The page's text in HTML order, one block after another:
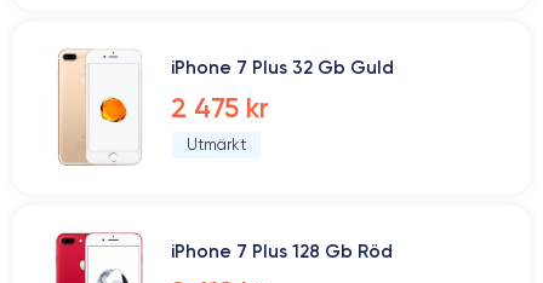
iPhone 7 Plus 32 Gb Guld
2 475 kr
Utmärkt
iPhone 7 Plus 128 Gb Röd